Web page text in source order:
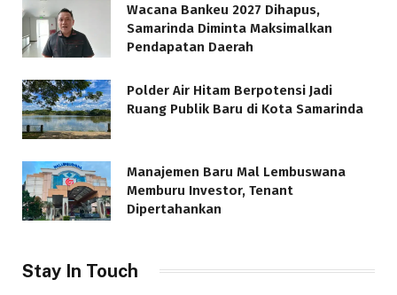
Wacana Bankeu 2027 Dihapus,
Samarinda Diminta Maksimalkan
Pendapatan Daerah
Polder Air Hitam Berpotensi Jadi
Ruang Publik Baru di Kota Samarinda
Manajemen Baru Mal Lembuswana
Memburu Investor, Tenant
Dipertahankan
Stay In Touch